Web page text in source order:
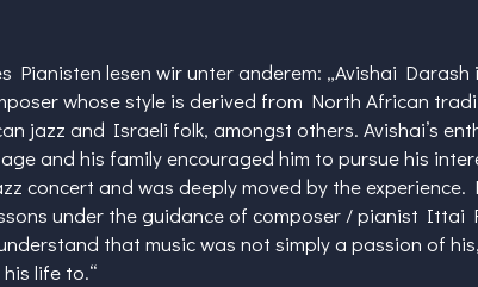
Pianisten lesen wir unter anderem: „Avishai Darash
whose style is derived from North African
jazz and Israeli folk, amongst others. Avishai’s
and his family encouraged him to pursue his
concert and was deeply moved by the experience.
under the guidance of composer / pianist Ittai
that music was not simply a passion of
life to.“